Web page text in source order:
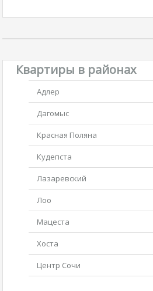
Квартиры в районах
Адлер
Дагомыс
Красная Поляна
Кудепста
Лазаревский
Лоо
Мацеста
Хоста
Центр Сочи